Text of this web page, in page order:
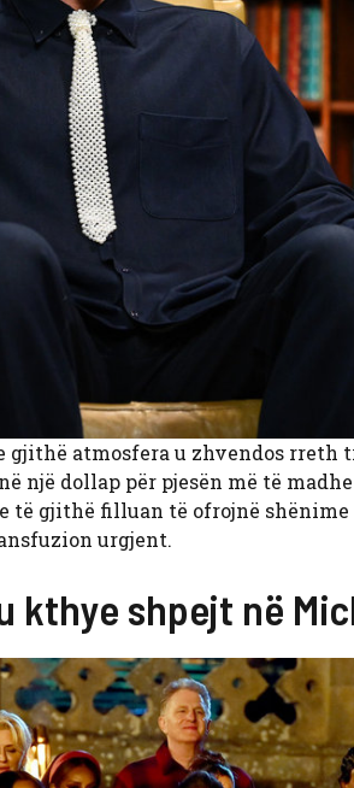
atmosfera u zhvendos rreth
një dollap për pjesën më të
të gjithë filluan të ofrojnë
urgjent.
kthye shpejt në